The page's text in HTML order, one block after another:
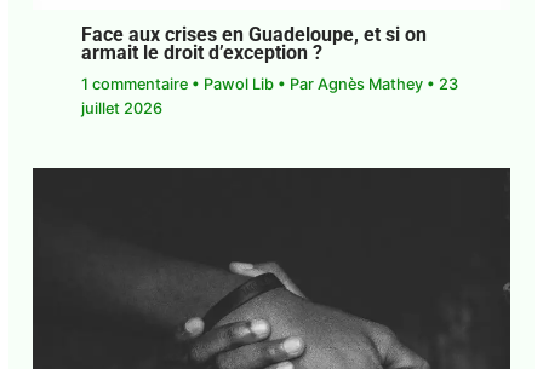
Face aux crises en Guadeloupe, et si on
armait le droit d’exception ?
1 commentaire • Pawol Lib• Par Agnès Mathey •
23 juillet 2026